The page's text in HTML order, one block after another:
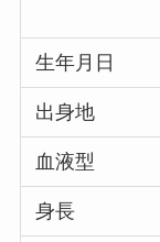
生年月日
出身地
血液型
身長